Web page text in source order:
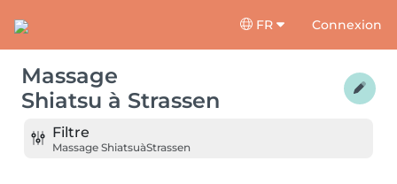
FR Connexion
Massage
Shiatsu à Strassen
Filtre
Massage ShiatsuàStrassen